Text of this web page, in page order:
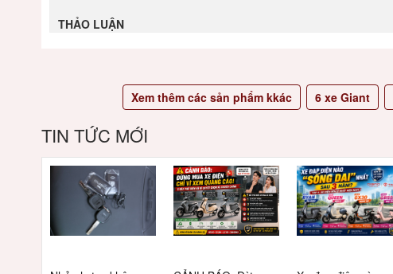
THẢO LUẬN
Xem thêm các sản phẩm kkác 6xe Giant
TIN TỨC MỚI